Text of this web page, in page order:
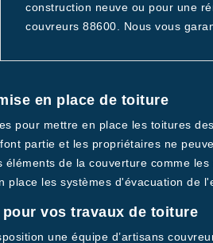
construction neuve ou pour une
couvreurs 88600. Nous vous
en place de toiture
pour mettre en place les toitures
partie et les propriétaires ne
de la couverture comme
les systèmes d'évacuation de
vos travaux de toiture
une équipe d’artisans